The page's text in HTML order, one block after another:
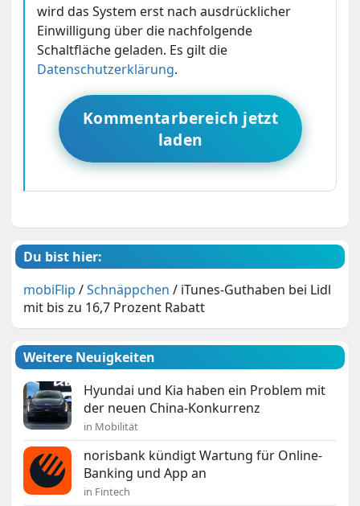
wird das System erst nach ausdrücklicher
Einwilligung über die nachfolgende
Schaltfläche geladen. Es gilt die
Datenschutzerklärung.
Kommentarbereich jetzt
laden
Du bist hier:
mobiFlip /Schnäppchen / iTunes-Guthaben bei Lidl
mit bis zu 16,7 Prozent Rabatt
Weitere Neuigkeiten
Hyundai und Kia haben ein Problem mit
der neuen China-Konkurrenz
in Mobilität
norisbank kündigt Wartung für Online-
Banking und App an
in Fintech